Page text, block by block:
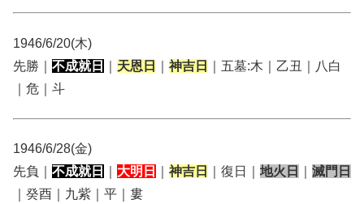
1946/6/20(木)
先勝｜ 不成就日 天恩日 神吉日
｜五墓:木｜乙丑｜八白
｜危｜斗
1946/6/28(金)
先負｜ 不成就日 大明日 神吉日 ｜復日｜ 地火日
滅門日
｜癸酉｜九紫｜平｜婁